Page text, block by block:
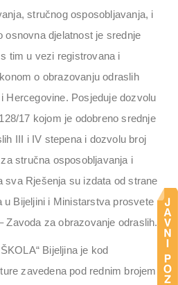
stručnog osposobljavanja, i
osnovna djelatnost je srednje
tim u vezi registrovana i
o obrazovanju odraslih
Hercegovine. Posjeduje dozvolu
17 kojom je odobreno srednje
III i IV stepena i dozvolu broj
stručna osposobljavanja i
sva Rješenja su izdata od strane
Bijeljini i Ministarstva prosvete i
Zavoda za obrazovanje odraslih.
Bijeljina je kod
zavedena pod rednim brojem